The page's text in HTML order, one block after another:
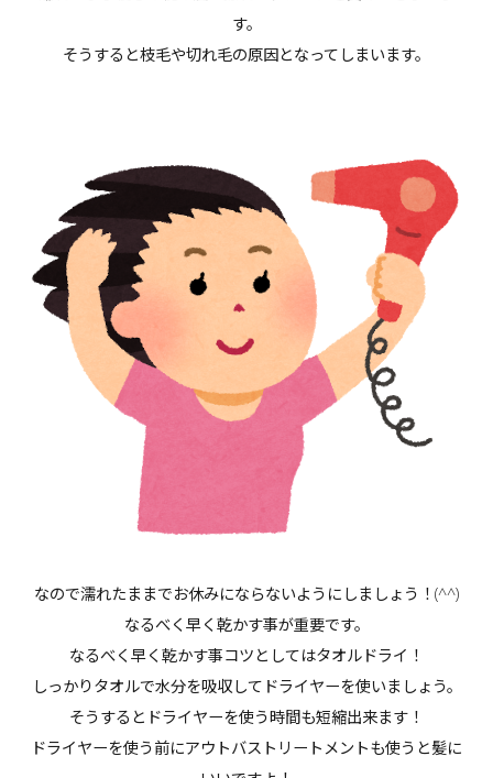
す。
そうすると枝毛や切れ毛の原因となってしまいます。
なので濡れたままでお休みにならないようにしましょう！(^^)
なるべく早く乾かす事が重要です。
なるべく早く乾かす事コツとしてはタオルドライ！
しっかりタオルで水分を吸収してドライヤーを使いましょう。
そうするとドライヤーを使う時間も短縮出来ます！
ドライヤーを使う前にアウトバストリートメントも使うと髪に